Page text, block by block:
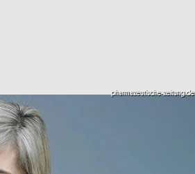
pharmazeutische-zeitung.de